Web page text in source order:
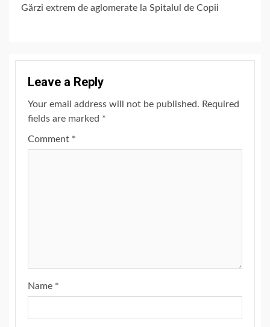
Gărzi extrem de aglomerate la Spitalul de Copii
Leave a Reply
Your email address will not be published. Required
fields are marked *
Comment *
Name *